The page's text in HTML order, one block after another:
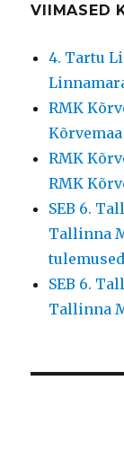
VIIMASED
4. Tartu
RMK
RMK
RMK
SEB 6.
Tallinna
SEB 6.
Tallinna